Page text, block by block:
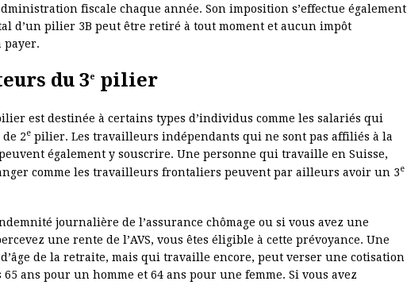
fiscale chaque année. Son imposition s’effectue également
d’un pilier 3B peut être retiré à tout moment et aucun impôt
payer.
du 3e pilier
est destinée à certains types d’individus comme les salariés qui
2e pilier. Les travailleurs indépendants qui ne sont pas affiliés à la
également y souscrire. Une personne qui travaille en Suisse,
comme les travailleurs frontaliers peuvent par ailleurs avoir un 3e
journalière de l’assurance chômage ou si vous avez une
une rente de l’AVS, vous êtes éligible à cette prévoyance. Une
de la retraite, mais qui travaille encore, peut verser une cotisation
65 ans pour un homme et 64 ans pour une femme. Si vous avez